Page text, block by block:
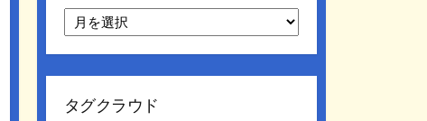
別
ア
ー
イ
タグクラウド